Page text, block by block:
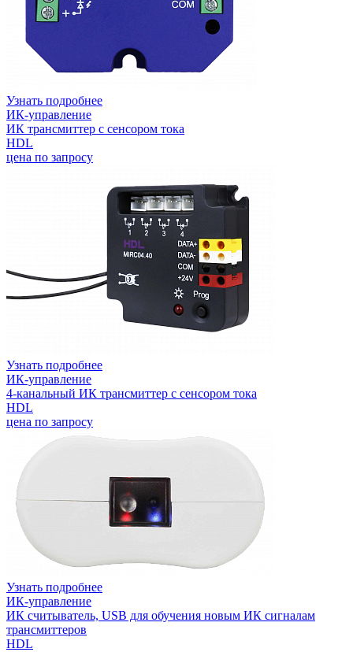
Узнать подробнее
ИК-управление
ИК трансмиттер с сенсором тока
HDL
цена по запросу
Узнать подробнее
ИК-управление
4-канальный ИК трансмиттер с сенсором тока
HDL
цена по запросу
Узнать подробнее
ИК-управление
ИК считыватель, USB для обучения новым ИК сигналам
трансмиттеров
HDL